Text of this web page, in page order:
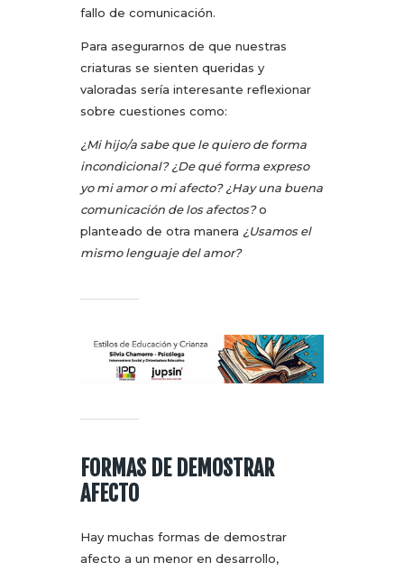
fallo de comunicación.
Para asegurarnos de que nuestras
criaturas se sienten queridas y
valoradas sería interesante reflexionar
sobre cuestiones como:
¿Mi hijo/a sabe que le quiero de forma
incondicional? ¿De qué forma expreso
yo mi amor o mi afecto? ¿Hay una buena
comunicación de los afectos?o
planteado de otra manera ¿Usamos el
mismo lenguaje del amor?
FORMAS DE DEMOSTRAR
AFECTO
Hay muchas formas de demostrar
afecto a un menor en desarrollo,